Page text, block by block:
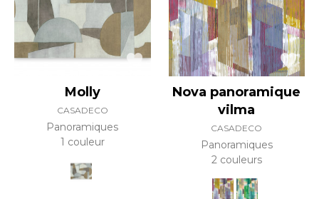
Molly
CASADECO
Panoramiques
1 couleur
Nova panoramique
vilma
CASADECO
Panoramiques
2 couleurs